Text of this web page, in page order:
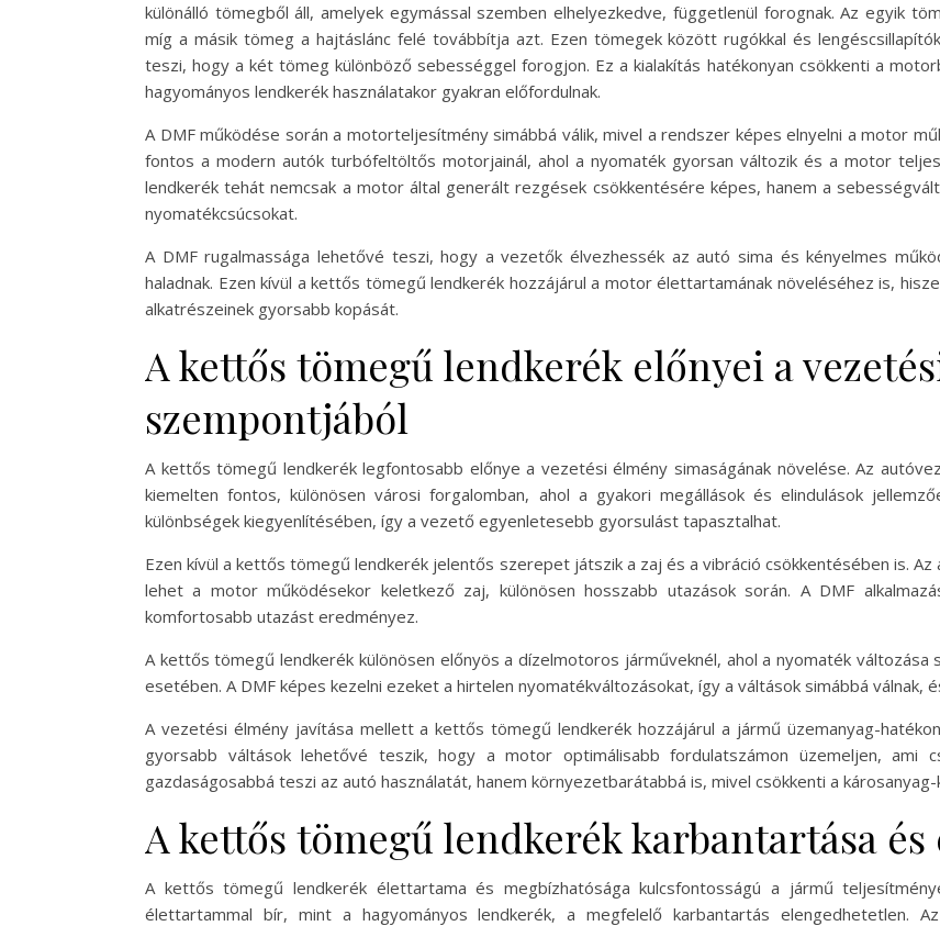
különálló tömegből áll, amelyek egymással szemben elhelyezkedve, függetlenül forognak. Az egyik
míg a másik tömeg a hajtáslánc felé továbbítja azt. Ezen tömegek között rugókkal és
teszi, hogy a két tömeg különböző sebességgel forogjon. Ez a kialakítás hatékonyan csökkenti a
hagyományos lendkerék használatakor gyakran előfordulnak.
A DMF működése során a motorteljesítmény simábbá válik, mivel a rendszer képes elnyelni a motor
fontos a modern autók turbófeltöltős motorjainál, ahol a nyomaték gyorsan változik és a motor
lendkerék tehát nemcsak a motor által generált rezgések csökkentésére képes, hanem a
nyomatékcsúcsokat.
A DMF rugalmassága lehetővé teszi, hogy a vezetők élvezhessék az autó sima és kényelmes
haladnak. Ezen kívül a kettős tömegű lendkerék hozzájárul a motor élettartamának növeléséhez is,
alkatrészeinek gyorsabb kopását.
A kettős tömegű lendkerék előnyei a
szempontjából
A kettős tömegű lendkerék legfontosabb előnye a vezetési élmény simaságának növelése. Az
kiemelten fontos, különösen városi forgalomban, ahol a gyakori megállások és elindulások
különbségek kiegyenlítésében, így a vezető egyenletesebb gyorsulást tapasztalhat.
Ezen kívül a kettős tömegű lendkerék jelentős szerepet játszik a zaj és a vibráció csökkentésében is.
lehet a motor működésekor keletkező zaj, különösen hosszabb utazások során. A DMF
komfortosabb utazást eredményez.
A kettős tömegű lendkerék különösen előnyös a dízelmotoros járműveknél, ahol a nyomaték
esetében. A DMF képes kezelni ezeket a hirtelen nyomatékváltozásokat, így a váltások simábbá válnak,
A vezetési élmény javítása mellett a kettős tömegű lendkerék hozzájárul a jármű üzemanyag-
gyorsabb váltások lehetővé teszik, hogy a motor optimálisabb fordulatszámon üzemeljen, ami
gazdaságosabbá teszi az autó használatát, hanem környezetbarátabbá is, mivel csökkenti a
A kettős tömegű lendkerék karbantartása
A kettős tömegű lendkerék élettartama és megbízhatósága kulcsfontosságú a jármű
élettartammal bír, mint a hagyományos lendkerék, a megfelelő karbantartás elengedhetetlen.